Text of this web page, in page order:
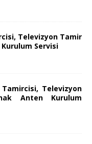
Televizyon Tamir
Servisi
Televizyon
Anten Kurulum